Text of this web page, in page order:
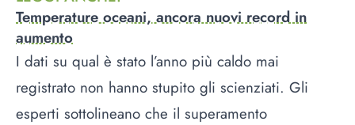
Temperature oceani, ancora nuovi record in
aumento
I dati su qual è stato l’anno più caldo mai
registrato non hanno stupito gli scienziati. Gli
esperti sottolineano che il superamento